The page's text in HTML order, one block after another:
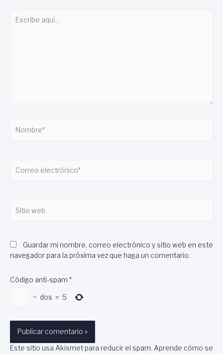
aquí...
electrónico*
web
Guardar mi nombre, correo electrónico y sitio web en este
navegador para la próxima vez que haga un comentario.
Código anti-spam *
− dos = 5
Este sitio usa Akismet para reducir el spam. Aprende cómo se